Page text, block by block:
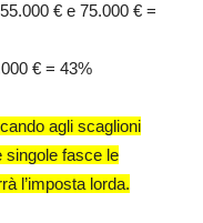
€ e 75.000 € =
€ = 43%
agli scaglioni
singole fasce le
l’imposta lorda.